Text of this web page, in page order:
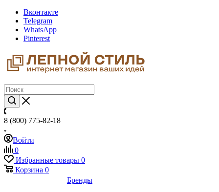
Вконтакте
Telegram
WhatsApp
Pinterest
8 (800) 775-82-18
Войти
0
Избранные товары 0
Корзина 0
Бренды